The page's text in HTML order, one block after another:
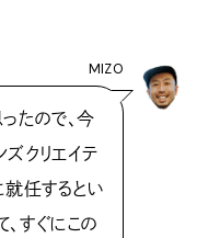
MIZO
たので、今
ズクリエイテ
就任するとい
、すぐにこの